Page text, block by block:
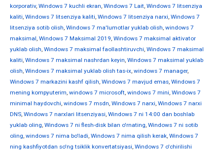
korporativ, Windows 7 kuchli ekran, Windows 7 Lait, Windows 7 litsenziya
kaliti, Windows 7 litsenziya kaliti, Windows 7 litsenziya narxi, Windows 7
litsenziya sotib olish, Windows 7 ma'lumotlar yuklab olish, windows 7
maksimal, Windows 7 Maksimal 2019, Windows 7 maksimal aktivator
yuklab olish, Windows 7 maksimal faollashtiruvchi, Windows 7 maksimal
kaliti, Windows 7 maksimal nashrdan keyin, Windows 7 maksimal yuklab
olish, Windows 7 maksimal yuklab olish tas-ix, windows 7 manager,
Windows 7 markazini kashf qilish, Windows 7 mavjud emas, Windows 7
mening kompyuterim, windows 7 microsoft, windows 7 mini, Windows 7
minimal haydovchi, windows 7 msdn, Windows 7 narxi, Windows 7 narxi
DNS, Windows 7 narxlari litsenziyasi, Windows 7 ni 14:00 dan boshlab
yuklab oling, Windows 7 ni flesh-disk bilan o'rnating, Windows 7 ni sotib
oling, windows 7 nima bo'ladi, Windows 7 nima qilish kerak, Windows 7
ning kashfiyotdan so'ng tsiklik konvertatsiyasi, Windows 7 o'chirilishi